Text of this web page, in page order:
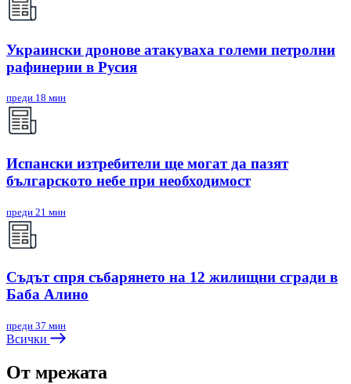
Украински дронове атакуваха големи петролни
рафинерии в Русия
преди 18 мин
Испански изтребители ще могат да пазят
българското небе при необходимост
преди 21 мин
Съдът спря събарянето на 12 жилищни сгради в
Баба Алино
преди 37 мин
Всички
От мрежата